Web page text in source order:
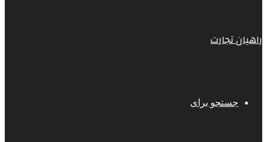
راهیان تجارت
جستجو برای